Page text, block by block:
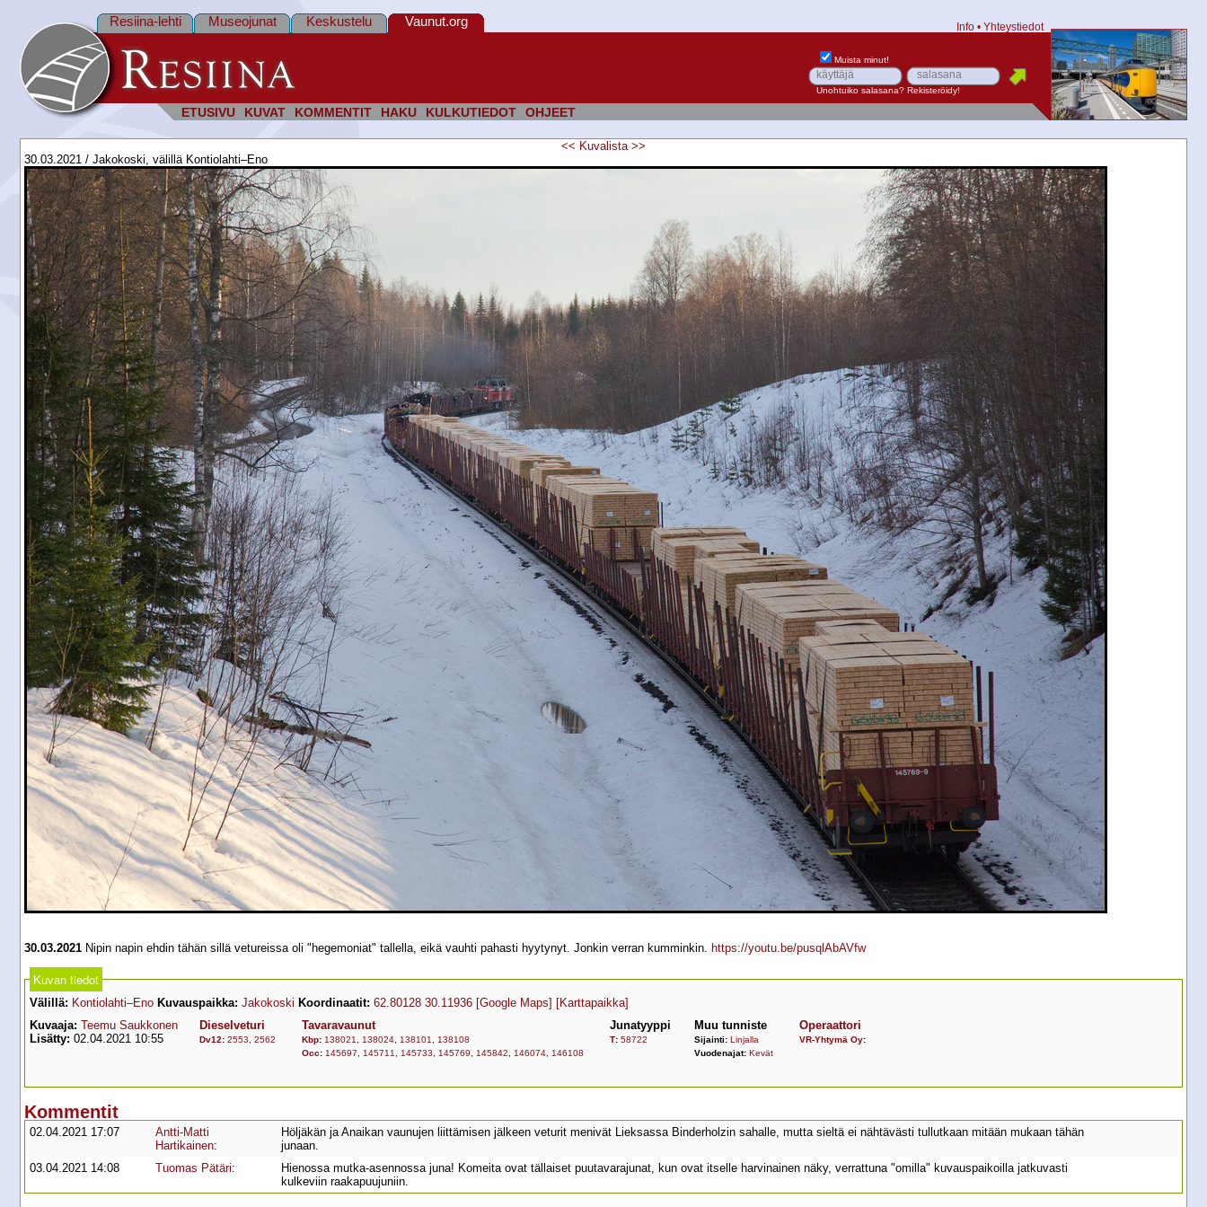
ETUSIVU KUVAT KOMMENTIT HAKU KULKUTIEDOT OHJEET
Resiina-lehti Museojunat Keskustelu Vaunut.org Info • Yhteystiedot
Muista minut!
Unohtuiko salasana? Rekisteröidy!
<< Kuvalista >>
30.03.2021 / Jakokoski, välillä Kontiolahti–Eno
30.03.2021 Nipin napin ehdin tähän sillä vetureissa oli "hegemoniat" tallella, eikä vauhti pahasti hyytynyt. Jonkin verran kumminkin. https://youtu.be/pusqlAbAVfw
Kuvan tiedot
Välillä: Kontiolahti–Eno Kuvauspaikka: Jakokoski Koordinaatit: 62.80128 30.11936 [Google Maps] [Karttapaikka]
Kuvaaja: Teemu Saukkonen
Lisätty: 02.04.2021 10:55
Dieselveturi
Dv12: 2553 2562
Tavaravaunut
Kbp: 138021 138024 138101
138108
Occ: 145697 145711 145733 145769 145842 146074 146108
Junatyyppi
T: 58722
Muu tunniste
Sijainti: Linjalla
Vuodenajat: Kevät
Operaattori
VR-Yhtymä Oy:
Kommentit
02.04.2021 17:07
Antti-Matti
Hartikainen:
Höljäkän ja Anaikan vaunujen liittämisen jälkeen veturit menivät Lieksassa Binderholzin sahalle, mutta sieltä ei nähtävästi tullutkaan mitään mukaan tähän
junaan.
03.04.2021 14:08
Tuomas Pätäri:
Hienossa mutka-asennossa juna! Komeita ovat tällaiset puutavarajunat, kun ovat itselle harvinainen näky, verrattuna "omilla" kuvauspaikoilla jatkuvasti
kulkeviin raakapuujuniin.